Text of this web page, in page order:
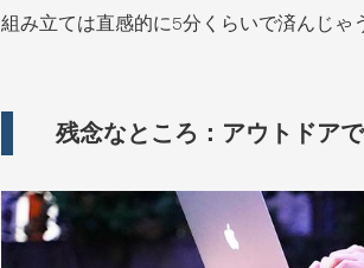
組み立ては直感的に5分くらいで済んじゃ
残念なところ：アウトドア